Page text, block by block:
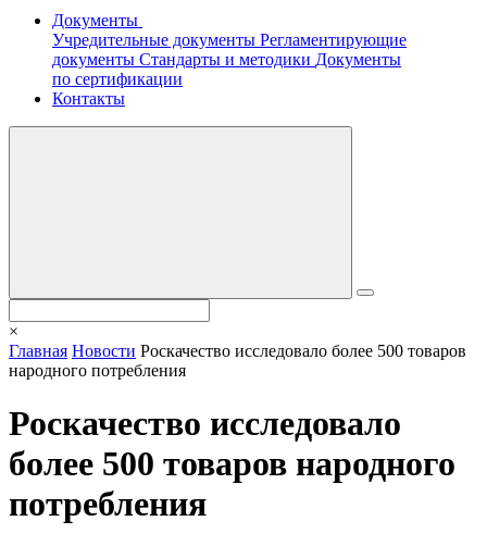
Документы
Учредительные документы Регламентирующие
документы Стандарты и методики Документы
по сертификации
Контакты
×
Главная Новости Роскачество исследовало более 500 товаров
народного потребления
Роскачество исследовало
более 500 товаров народного
потребления